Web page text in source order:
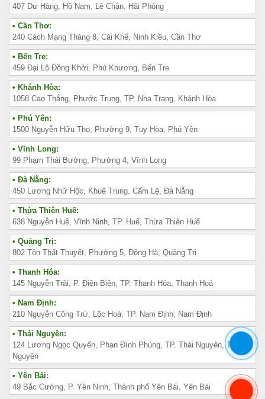
407 Dư Hàng, Hồ Nam, Lê Chân, Hải Phòng
• Cần Thơ:
240 Cách Mạng Tháng 8, Cái Khế, Ninh Kiều, Cần Thơ
• Bến Tre:
459 Đại Lộ Đồng Khởi, Phú Khương, Bến Tre
• Khánh Hòa:
1058 Cao Thắng, Phước Trung, TP. Nha Trang, Khánh Hòa
• Phú Yên:
1500 Nguyễn Hữu Thọ, Phường 9, Tuy Hòa, Phú Yên
• Vĩnh Long:
99 Phạm Thái Bường, Phường 4, Vĩnh Long
• Đà Nẵng:
450 Lương Nhữ Hộc, Khuê Trung, Cẩm Lệ, Đà Nẵng
• Thừa Thiên Huế:
638 Nguyễn Huệ, Vĩnh Ninh, TP. Huế, Thừa Thiên Huế
• Quảng Trị:
802 Tôn Thất Thuyết, Phường 5, Đông Hà, Quảng Trị
• Thanh Hóa:
145 Nguyễn Trãi, P. Điện Biên, TP. Thanh Hóa, Thanh Hoá
• Nam Định:
210 Nguyễn Công Trứ, Lộc Hoà, TP. Nam Định, Nam Định
• Thái Nguyên:
124 Lương Ngọc Quyến, Phan Đình Phùng, TP. Thái Nguyên, Thái
Nguyên
• Yên Bái:
49 Bắc Cường, P. Yên Ninh, Thành phố Yên Bái, Yên Bái